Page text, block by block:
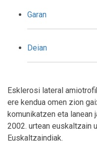
Garan
Deian
Esklerosi lateral
ere kendua omen zion
komunikatzen eta lanean
2002. urtean euskaltzain
Euskaltzaindiak.